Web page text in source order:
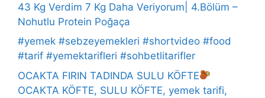
43 Kg Verdim 7 Kg Daha Veriyorum| 4.Bölüm –
Nohutlu Protein Poğaça
#yemek #sebzeyemekleri #shortvideo #food
#tarif #yemektarifleri #sohbetlitarifler
OCAKTA FIRIN TADINDA SULU KÖFTE
OCAKTA KÖFTE, SULU KÖFTE, yemek tarifi,